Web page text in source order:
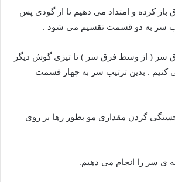
باز کرده و امتداد می دهیم تا از گودی پس
سر به دو قسمت تقسیم می شود .
سر ( از وسط فرق سر ) تا تیزی گوش دیگر
کنیم . بدین ترتیب سر به چهار قسمت
گردن مقداری مو بطور رها بر روی
ی سر را انجام می دهیم.